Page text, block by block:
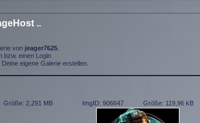
..
von jeager7625
bzw. einen Login
eigene Galerie erstellen.
Größe: 2,291 MB ImgID: 906647 Größe: 119,96 kB